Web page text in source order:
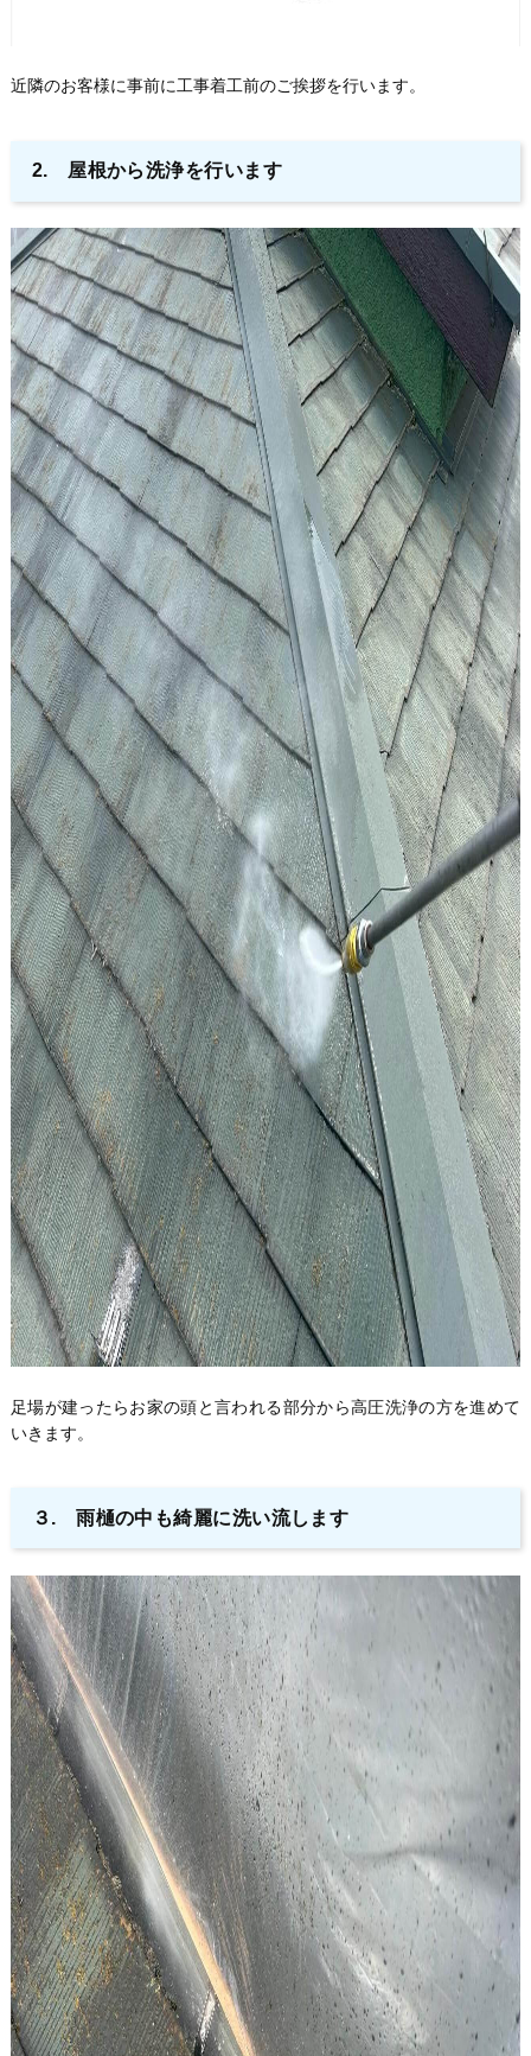
近隣のお客様に事前に工事着工前のご挨拶を行います。
2. 屋根から洗浄を行います
足場が建ったらお家の頭と言われる部分から高圧洗浄の方を進めて
いきます。
３. 雨樋の中も綺麗に洗い流します